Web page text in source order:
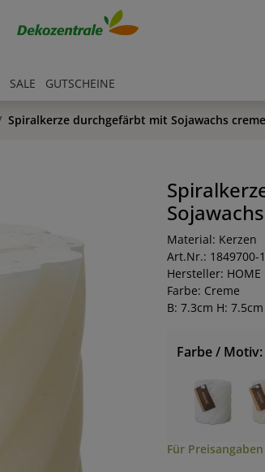
SALE GUTSCHEINE
Spiralkerze durchgefärbt mit Sojawachs creme
Material: Kerzen
Art.Nr.: 1849700-
Hersteller: HOME
Farbe: Creme
B: 7.3cm H: 7.5cm
Farbe / Motiv:
Für